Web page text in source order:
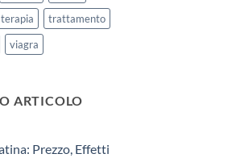
terapia
trattamento
viagra
ARTICOLO
Prezzo, Effetti